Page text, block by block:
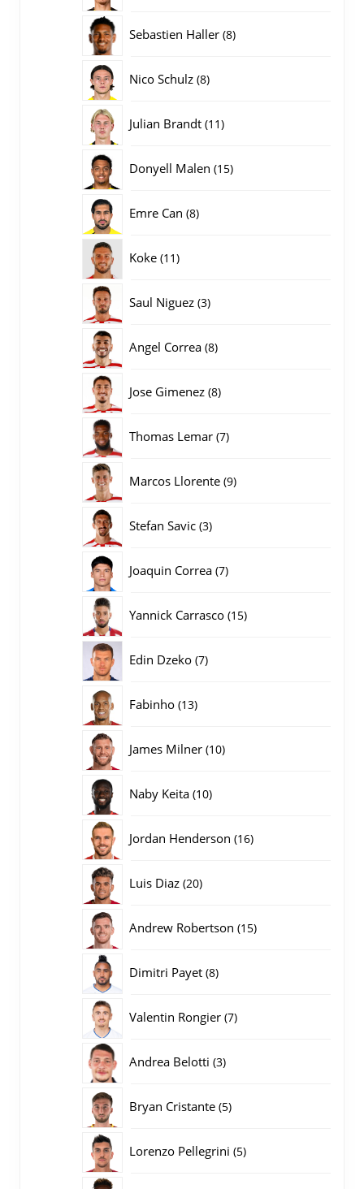
Sebastien Haller 88
Nico Schulz 88
Julian Brandt 1111
Donyell Malen 1515
Emre Can 88
Koke 1111
Saul Niguez 33
Angel Correa 88
Jose Gimenez 88
Thomas Lemar 77
Marcos Llorente 99
Stefan Savic 33
Joaquin Correa 77
Yannick Carrasco 1515
Edin Dzeko 77
Fabinho 1313
James Milner 1010
Naby Keita 1010
Jordan Henderson 1616
Luis Diaz 2020
Andrew Robertson 1515
Dimitri Payet 88
Valentin Rongier 77
Andrea Belotti 33
Bryan Cristante 55
Lorenzo Pellegrini 55